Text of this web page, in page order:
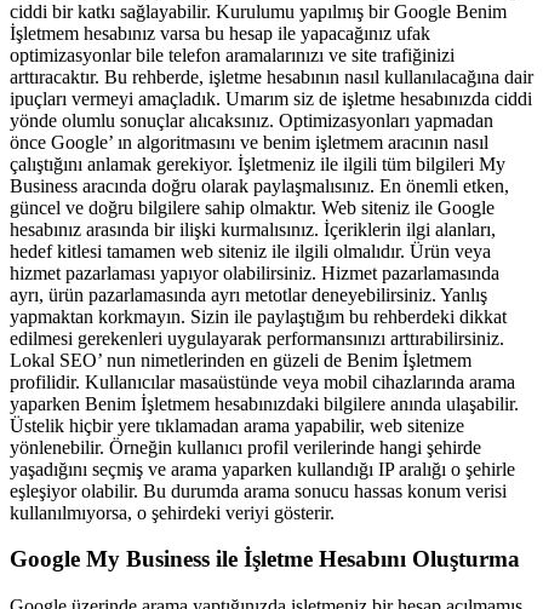
ciddi bir katkı sağlayabilir. Kurulumu yapılmış bir Google Benim
İşletmem hesabınız varsa bu hesap ile yapacağınız ufak
optimizasyonlar bile telefon aramalarınızı ve site trafiğinizi
arttıracaktır. Bu rehberde, işletme hesabının nasıl kullanılacağına dair
ipuçları vermeyi amaçladık. Umarım siz de işletme hesabınızda ciddi
yönde olumlu sonuçlar alıcaksınız. Optimizasyonları yapmadan
önce Google’ ın algoritmasını ve benim işletmem aracının nasıl
çalıştığını anlamak gerekiyor. İşletmeniz ile ilgili tüm bilgileri My
Business aracında doğru olarak paylaşmalısınız. En önemli etken,
güncel ve doğru bilgilere sahip olmaktır. Web siteniz ile Google
hesabınız arasında bir ilişki kurmalısınız. İçeriklerin ilgi alanları,
hedef kitlesi tamamen web siteniz ile ilgili olmalıdır. Ürün veya
hizmet pazarlaması yapıyor olabilirsiniz. Hizmet pazarlamasında
ayrı, ürün pazarlamasında ayrı metotlar deneyebilirsiniz. Yanlış
yapmaktan korkmayın. Sizin ile paylaştığım bu rehberdeki dikkat
edilmesi gerekenleri uygulayarak performansınızı arttırabilirsiniz.
Lokal SEO’ nun nimetlerinden en güzeli de Benim İşletmem
profilidir. Kullanıcılar masaüstünde veya mobil cihazlarında arama
yaparken Benim İşletmem hesabınızdaki bilgilere anında ulaşabilir.
Üstelik hiçbir yere tıklamadan arama yapabilir, web sitenize
yönlenebilir. Örneğin kullanıcı profil verilerinde hangi şehirde
yaşadığını seçmiş ve arama yaparken kullandığı IP aralığı o şehirle
eşleşiyor olabilir. Bu durumda arama sonucu hassas konum verisi
kullanılmıyorsa, o şehirdeki veriyi gösterir.
Google My Business ile İşletme Hesabını Oluşturma